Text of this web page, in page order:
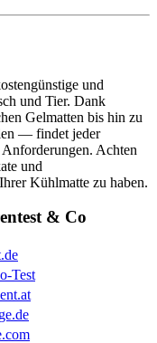
und
und Tier. Dank
Gelmatten bis hin zu
— findet jeder
Achten
und
Kühlmatte zu haben.
& Co
Test